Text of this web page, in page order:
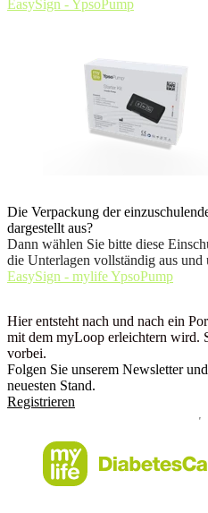
EasySign - YpsoPump
Die Verpackung der
dargestellt aus?
Dann wählen Sie bitte diese
die Unterlagen vollständig aus und
EasySign - mylife YpsoPump
Hier entsteht nach und nach ein
mit dem myLoop erleichtern wird.
vorbei.
Folgen Sie unserem Newsletter
neuesten Stand.
Registrieren